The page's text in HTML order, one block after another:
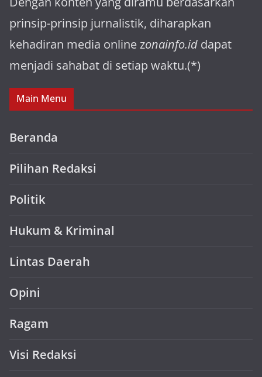
prinsip-prinsip jurnalistik, diharapkan
kehadiran media online zonainfo.id dapat
menjadi sahabat di setiap waktu.(*)
Main Menu
Beranda
Pilihan Redaksi
Politik
Hukum & Kriminal
Lintas Daerah
Opini
Ragam
Visi Redaksi